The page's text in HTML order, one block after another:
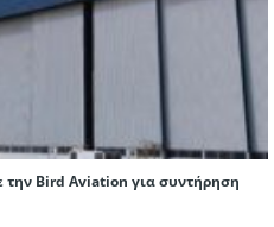
Bird Aviation για συντήρηση